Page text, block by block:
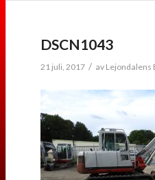
DSCN1043
21 juli, 2017 / av Lejondalens